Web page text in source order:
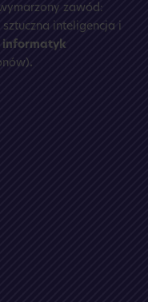
zawód:
inteligencja i
informatyk
.